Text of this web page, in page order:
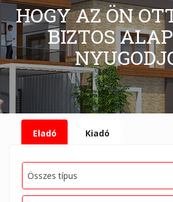
HOGY AZ ÖN
BIZTOS
Eladó Kiadó
Összes típus